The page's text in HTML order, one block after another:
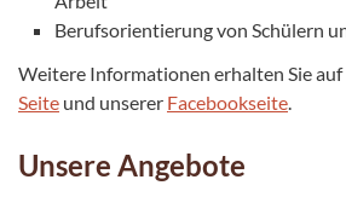
Berufsorientierung von Schülern
Weitere Informationen erhalten Sie
Seite und unserer Facebookseite
Unsere Angebote